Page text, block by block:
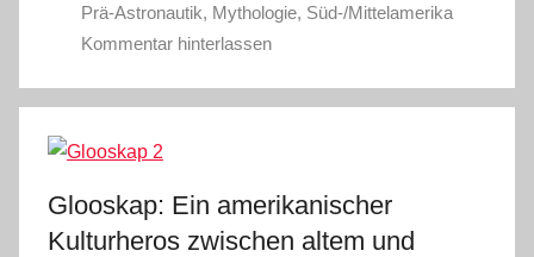
Prä-Astronautik, Mythologie, Süd-/Mittelamerika
Kommentar hinterlassen
Glooskap: Ein amerikanischer
Kulturheros zwischen altem und